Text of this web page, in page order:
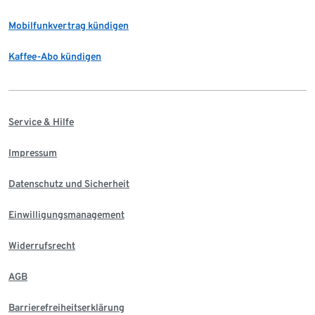
Mobilfunkvertrag kündigen
Kaffee-Abo kündigen
Service & Hilfe
Impressum
Datenschutz und Sicherheit
Einwilligungsmanagement
Widerrufsrecht
AGB
Barrierefreiheitserklärung